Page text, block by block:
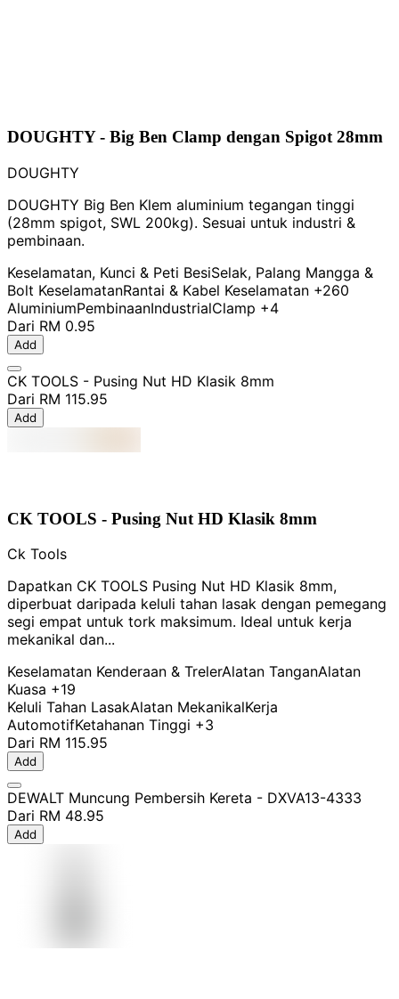
DOUGHTY - Big Ben Clamp dengan Spigot 28mm
DOUGHTY
DOUGHTY Big Ben Klem aluminium tegangan tinggi
(28mm spigot, SWL 200kg). Sesuai untuk industri &
pembinaan.
Keselamatan, Kunci & Peti BesiSelak, Palang Mangga &
Bolt KeselamatanRantai & Kabel Keselamatan +260
AluminiumPembinaanIndustrialClamp +4
Dari RM 0.95
Add
CK TOOLS - Pusing Nut HD Klasik 8mm
Dari RM 115.95
Add
CK TOOLS - Pusing Nut HD Klasik 8mm
Ck Tools
Dapatkan CK TOOLS Pusing Nut HD Klasik 8mm,
diperbuat daripada keluli tahan lasak dengan pemegang
segi empat untuk tork maksimum. Ideal untuk kerja
mekanikal dan...
Keselamatan Kenderaan & TrelerAlatan TanganAlatan
Kuasa +19
Keluli Tahan LasakAlatan MekanikalKerja
AutomotifKetahanan Tinggi +3
Dari RM 115.95
Add
DEWALT Muncung Pembersih Kereta - DXVA13-4333
Dari RM 48.95
Add